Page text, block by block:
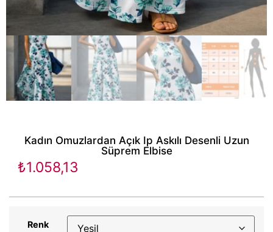
Kadın Omuzlardan Açık Ip Askılı Desenli Uzun
Süprem Elbise
₺1.058,13
Renk